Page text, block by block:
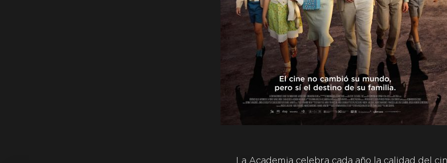
La Academia celebra cada año la calidad del